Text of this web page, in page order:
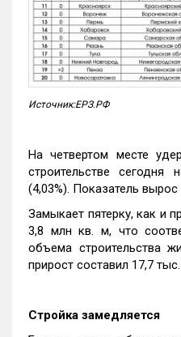
Источник:ЕРЗ.РФ
На четвертом месте
строительстве
(4,03%). Показатель
Замыкает пятерку, как и
3,8 млн кв. м, что
объема строительства
прирост составил 17,7
Стройка замедляется